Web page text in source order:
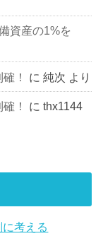
資産の1%を
！ に純次 より
！ にthx1144
考える